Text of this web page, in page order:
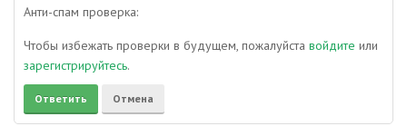
Анти-спам проверка:
Чтобы избежать проверки в будущем, пожалуйста войдите или
зарегистрируйтесь.